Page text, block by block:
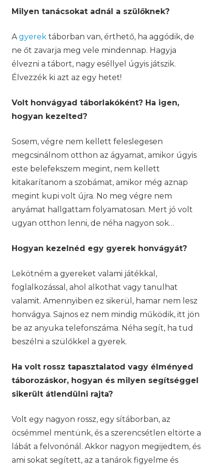
Milyen tanácsokat adnál a szülőknek?
Agyerek táborban van, érthető, ha aggódik, de
ne őt zavarja meg vele mindennap. Hagyja
élvezni a tábort, nagy eséllyel úgyis játszik.
Élvezzék ki azt az egy hetet!
Volt honvágyad táborlakóként? Ha igen,
hogyan kezelted?
Sosem, végre nem kellett feleslegesen
megcsinálnom otthon az ágyamat, amikor úgyis
este belefekszem megint, nem kellett
kitakarítanom a szobámat, amikor még aznap
megint kupi volt újra. No meg végre nem
anyámat hallgattam folyamatosan. Mert jó volt
ugyan otthon lenni, de néha nagyon sok…
Hogyan kezelnéd egy gyerek honvágyát?
Lekötném a gyereket valami játékkal,
foglalkozással, ahol alkothat vagy tanulhat
valamit. Amennyiben ez sikerül, hamar nem lesz
honvágya. Sajnos ez nem mindig működik, itt jön
be az anyuka telefonszáma. Néha segít, ha tud
beszélni a szülőkkel a gyerek.
Ha volt rossz tapasztalatod vagy élményed
táborozáskor, hogyan és milyen segítséggel
sikerült átlendülni rajta?
Volt egy nagyon rossz, egy sítáborban, az
öcsémmel mentünk, és a szerencsétlen eltörte a
lábát a felvonónál. Akkor nagyon megijedtem, és
ami sokat segített, az a tanárok figyelme és